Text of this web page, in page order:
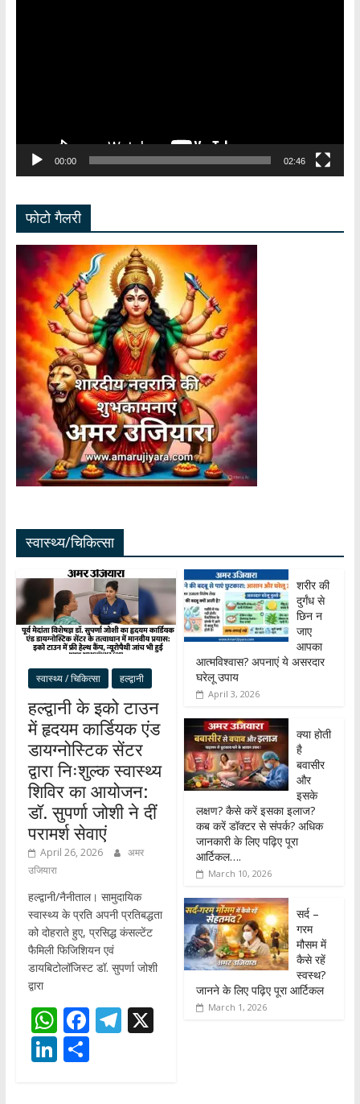
00:00 02:46
फोटो गैलरी
स्वास्थ्य/चिकित्सा
स्वास्थ्य / चिकित्सा हल्द्वानी
हल्द्वानी के इको टाउन
में हृदयम कार्डियक एंड
डायग्नोस्टिक सेंटर
द्वारा निःशुल्क स्वास्थ्य
शिविर का आयोजन:
डॉ. सुपर्णा जोशी ने दीं
परामर्श सेवाएं
April 26, 2026
अमर
उजियारा
हल्द्वानी/नैनीताल। सामुदायिक
स्वास्थ्य के प्रति अपनी प्रतिबद्धता
को दोहराते हुए, प्रसिद्ध कंसल्टेंट
फैमिली फिजिशियन एवं
डायबिटोलॉजिस्ट डॉ. सुपर्णा जोशी
द्वारा
W
h
at
F
ac
e
T
el
X
Li
n
S
शरीर की
दुर्गंध से
छिन न
जाए
आपका
आत्मविश्वास? अपनाएं ये असरदार
घरेलू उपाय
April 3, 2026
क्या होती
है
बवासीर
और
इसके
लक्षण? कैसे करें इसका इलाज?
कब करें डॉक्टर से संपर्क? अधिक
जानकारी के लिए पढ़िए पूरा
आर्टिकल….
March 10, 2026
सर्द –
गरम
मौसम में
कैसे रहें
स्वस्थ?
जानने के लिए पढ़िए पूरा आर्टिकल
March 1, 2026